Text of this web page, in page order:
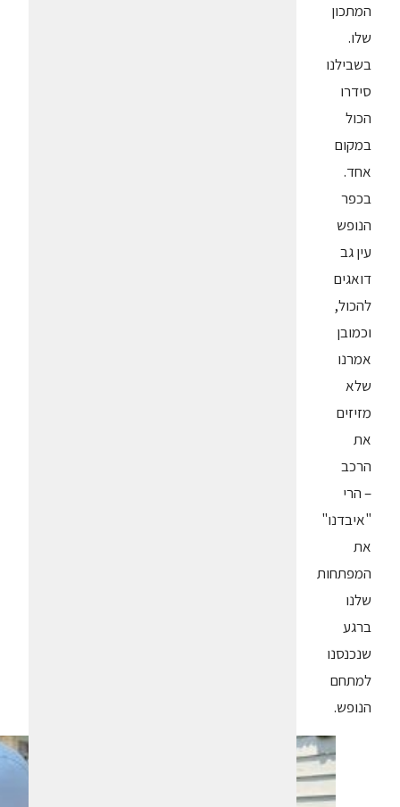
המתכון
שלו.
בשבילנו
סידרו
הכול
במקום
אחד.
בכפר
הנופש
עין גב
דואגים
להכול,
וכמובן
אמרנו
שלא
מזיזים
את
הרכב
– הרי
"איבדנו"
את
המפתחות
שלנו
ברגע
שנכנסנו
למתחם
הנופש.